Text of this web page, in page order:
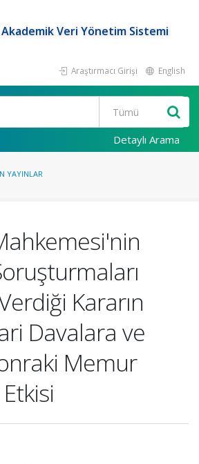
Akademik Veri Yönetim Sistemi
Araştırmacı Girişi English
Detaylı Arama
YAYINLAR
Kararın
Davalara ve
Memur